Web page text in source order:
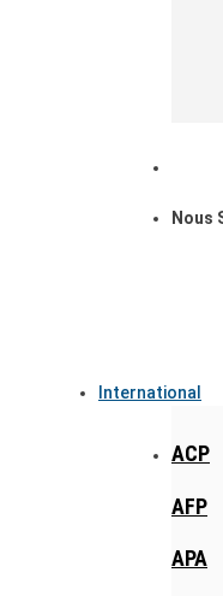
Nous
International
ACP
AFP
APA